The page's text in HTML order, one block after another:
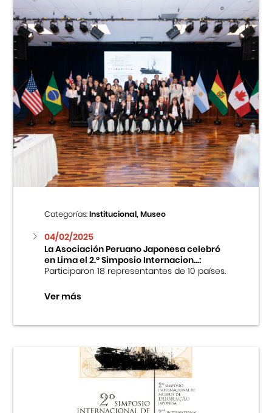
Categorías:Institucional, Museo
04/02/2025
La Asociación Peruano Japonesa celebró
en Lima el 2.º Simposio Internacion...:
Participaron 18 representantes de 10 países.
Ver más